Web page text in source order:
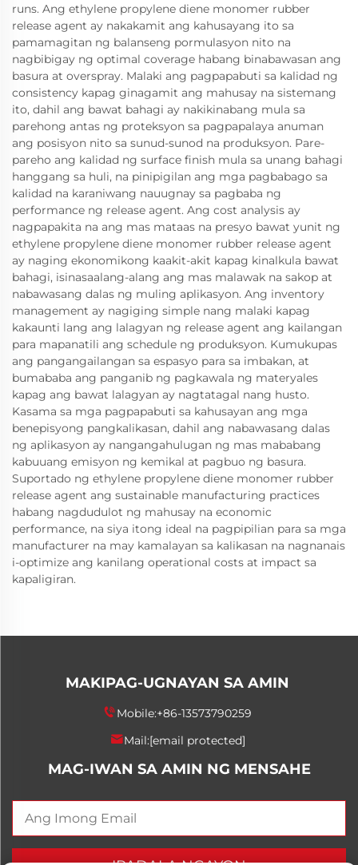
runs. Ang ethylene propylene diene monomer rubber
release agent ay nakakamit ang kahusayang ito sa
pamamagitan ng balanseng pormulasyon nito na
nagbibigay ng optimal coverage habang binabawasan ang
basura at overspray. Malaki ang pagpapabuti sa kalidad ng
consistency kapag ginagamit ang mahusay na sistemang
ito, dahil ang bawat bahagi ay nakikinabang mula sa
parehong antas ng proteksyon sa pagpapalaya anuman
ang posisyon nito sa sunud-sunod na produksyon. Pare-
pareho ang kalidad ng surface finish mula sa unang bahagi
hanggang sa huli, na pinipigilan ang mga pagbabago sa
kalidad na karaniwang nauugnay sa pagbaba ng
performance ng release agent. Ang cost analysis ay
nagpapakita na ang mas mataas na presyo bawat yunit ng
ethylene propylene diene monomer rubber release agent
ay naging ekonomikong kaakit-akit kapag kinalkula bawat
bahagi, isinasaalang-alang ang mas malawak na sakop at
nabawasang dalas ng muling aplikasyon. Ang inventory
management ay nagiging simple nang malaki kapag
kakaunti lang ang lalagyan ng release agent ang kailangan
para mapanatili ang schedule ng produksyon. Kumukupas
ang pangangailangan sa espasyo para sa imbakan, at
bumababa ang panganib ng pagkawala ng materyales
kapag ang bawat lalagyan ay nagtatagal nang husto.
Kasama sa mga pagpapabuti sa kahusayan ang mga
benepisyong pangkalikasan, dahil ang nabawasang dalas
ng aplikasyon ay nangangahulugan ng mas mababang
kabuuang emisyon ng kemikal at pagbuo ng basura.
Suportado ng ethylene propylene diene monomer rubber
release agent ang sustainable manufacturing practices
habang nagdudulot ng mahusay na economic
performance, na siya itong ideal na pagpipilian para sa mga
manufacturer na may kamalayan sa kalikasan na nagnanais
i-optimize ang kanilang operational costs at impact sa
kapaligiran.
MAKIPAG-UGNAYAN SA AMIN
Mobile:+86-13573790259
Mail:[email protected]
MAG-IWAN SA AMIN NG MENSAHE